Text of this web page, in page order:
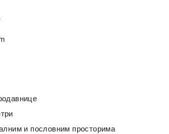
и пословним просторима